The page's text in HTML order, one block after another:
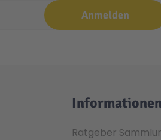
Anmelden
Informationen
Ratgeber